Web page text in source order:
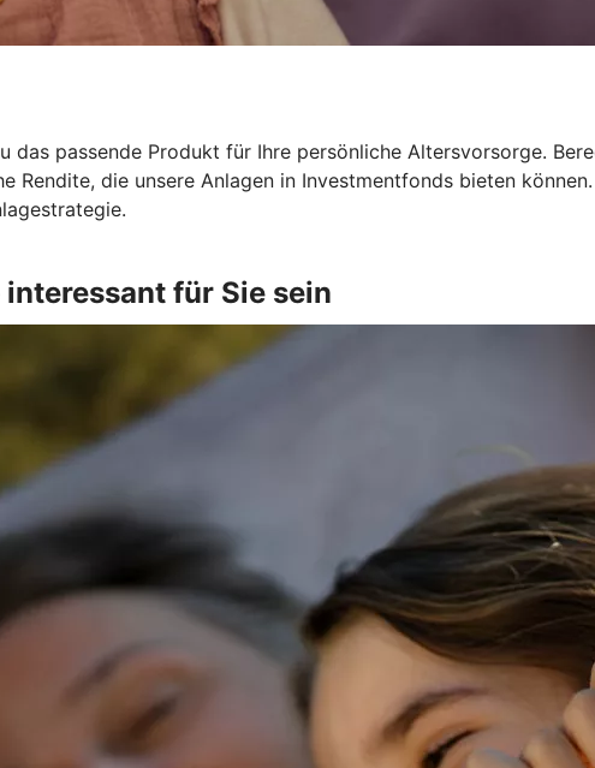
passende Produkt für Ihre persönliche Altersvorsorge.
die unsere Anlagen in Investmentfonds bieten
interessant für Sie sein